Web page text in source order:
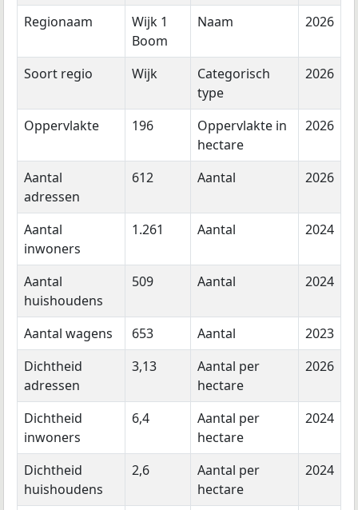
Regionaam
Wijk 1
Boom
Naam 2026
Soort regio Wijk
Categorisch
type
2026
Oppervlakte 196
Oppervlakte in
hectare
2026
Aantal
adressen
612 Aantal 2026
Aantal
inwoners
1.261 Aantal 2024
Aantal
huishoudens
509 Aantal 2024
Aantal wagens 653 Aantal
2023
Dichtheid
adressen
3,13
Aantal per
hectare
2026
Dichtheid
inwoners
6,4
Aantal per
hectare
2024
Dichtheid
huishoudens
2,6
Aantal per
hectare
2024